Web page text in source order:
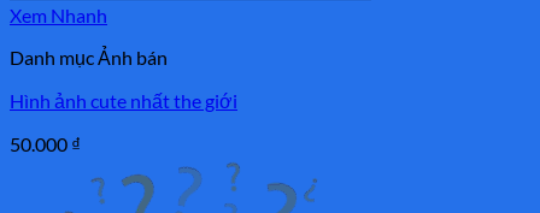
Xem Nhanh
Danh mục Ảnh bán
Hình ảnh cute nhất the giới
50.000 ₫